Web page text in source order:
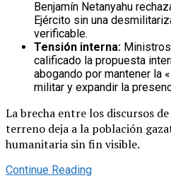
Benjamín Netanyahu
Ejército sin una
verificable.
Tensión interna:
calificado la propuesta
abogando por mantener la
militar y expandir la
La brecha entre los discursos
terreno deja a la población
humanitaria sin fin visible.
Continue Reading